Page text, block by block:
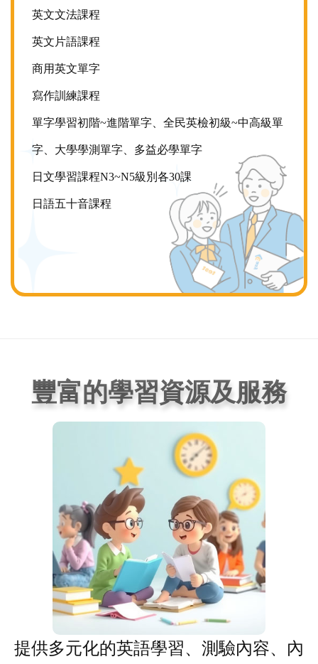
英文文法課程
英文片語課程
商用英文單字
寫作訓練課程
單字學習初階~進階單字、全民英檢初級~中高級單
字、大學學測單字、多益必學單字
日文學習課程N3~N5級別各30課
日語五十音課程
豐富的學習資源及服務
提供多元化的英語學習、測驗內容、內